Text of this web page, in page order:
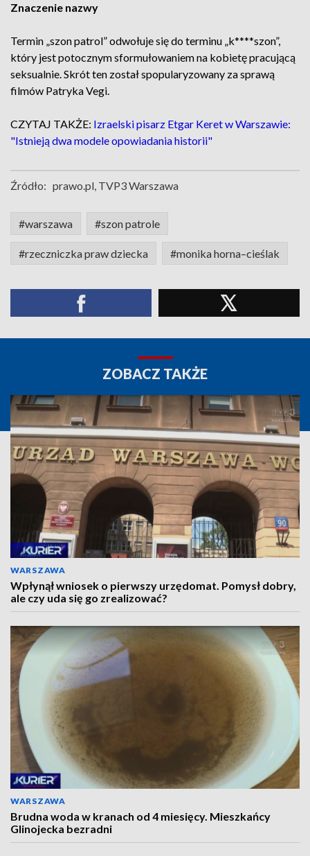
Znaczenie nazwy
Termin „szon patrol” odwołuje się do terminu „k****szon”,
który jest potocznym sformułowaniem na kobietę pracującą
seksualnie. Skrót ten został spopularyzowany za sprawą
filmów Patryka Vegi.
CZYTAJ TAKŻE: Izraelski pisarz Etgar Keret w Warszawie:
"Istnieją dwa modele opowiadania historii"
Źródło: prawo.pl, TVP3 Warszawa
#warszawa #szon patrole
#rzeczniczka praw dziecka #monika horna–cieślak
ZOBACZ TAKŻE
WARSZAWA
Wpłynął wniosek o pierwszy urzędomat. Pomysł dobry,
ale czy uda się go zrealizować?
WARSZAWA
Brudna woda w kranach od 4 miesięcy. Mieszkańcy
Glinojecka bezradni